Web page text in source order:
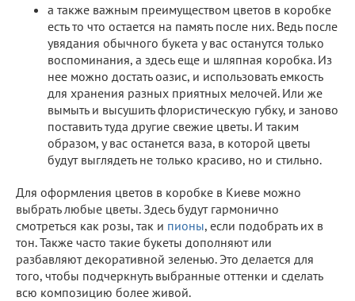
а также важным преимуществом цветов в коробке
есть то что остается на память после них. Ведь после
увядания обычного букета у вас останутся только
воспоминания, а здесь еще и шляпная коробка. Из
нее можно достать оазис, и использовать емкость
для хранения разных приятных мелочей. Или же
вымыть и высушить флористическую губку, и заново
поставить туда другие свежие цветы. И таким
образом, у вас останется ваза, в которой цветы
будут выглядеть не только красиво, но и стильно.
Для оформления цветов в коробке в Киеве можно
выбрать любые цветы. Здесь будут гармонично
смотреться как розы, так и пионы, если подобрать их в
тон. Также часто такие букеты дополняют или
разбавляют декоративной зеленью. Это делается для
того, чтобы подчеркнуть выбранные оттенки и сделать
всю композицию более живой.